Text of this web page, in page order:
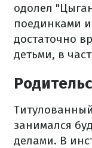
одолел
поединками
достаточно
детьми, в
занимался
делами. В